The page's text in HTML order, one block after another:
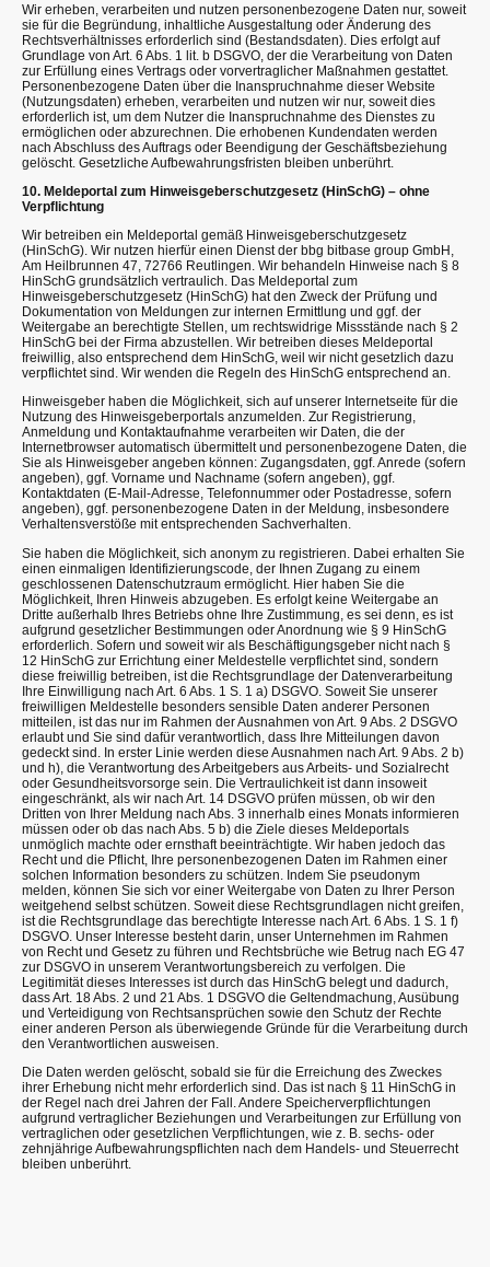
Wir erheben, verarbeiten und nutzen personenbezogene Daten nur, soweit
sie für die Begründung, inhaltliche Ausgestaltung oder Änderung des
Rechtsverhältnisses erforderlich sind (Bestandsdaten). Dies erfolgt auf
Grundlage von Art. 6 Abs. 1 lit. b DSGVO, der die Verarbeitung von Daten
zur Erfüllung eines Vertrags oder vorvertraglicher Maßnahmen gestattet.
Personenbezogene Daten über die Inanspruchnahme dieser Website
(Nutzungsdaten) erheben, verarbeiten und nutzen wir nur, soweit dies
erforderlich ist, um dem Nutzer die Inanspruchnahme des Dienstes zu
ermöglichen oder abzurechnen. Die erhobenen Kundendaten werden
nach Abschluss des Auftrags oder Beendigung der Geschäftsbeziehung
gelöscht. Gesetzliche Aufbewahrungsfristen bleiben unberührt.
10. Meldeportal zum Hinweisgeberschutzgesetz (HinSchG) – ohne
Verpflichtung
Wir betreiben ein Meldeportal gemäß Hinweisgeberschutzgesetz
(HinSchG). Wir nutzen hierfür einen Dienst der bbg bitbase group GmbH,
Am Heilbrunnen 47, 72766 Reutlingen. Wir behandeln Hinweise nach § 8
HinSchG grundsätzlich vertraulich. Das Meldeportal zum
Hinweisgeberschutzgesetz (HinSchG) hat den Zweck der Prüfung und
Dokumentation von Meldungen zur internen Ermittlung und ggf. der
Weitergabe an berechtigte Stellen, um rechtswidrige Missstände nach § 2
HinSchG bei der Firma abzustellen. Wir betreiben dieses Meldeportal
freiwillig, also entsprechend dem HinSchG, weil wir nicht gesetzlich dazu
verpflichtet sind. Wir wenden die Regeln des HinSchG entsprechend an.
Hinweisgeber haben die Möglichkeit, sich auf unserer Internetseite für die
Nutzung des Hinweisgeberportals anzumelden. Zur Registrierung,
Anmeldung und Kontaktaufnahme verarbeiten wir Daten, die der
Internetbrowser automatisch übermittelt und personenbezogene Daten, die
Sie als Hinweisgeber angeben können: Zugangsdaten, ggf. Anrede (sofern
angeben), ggf. Vorname und Nachname (sofern angeben), ggf.
Kontaktdaten (E-Mail-Adresse, Telefonnummer oder Postadresse, sofern
angeben), ggf. personenbezogene Daten in der Meldung, insbesondere
Verhaltensverstöße mit entsprechenden Sachverhalten.
Sie haben die Möglichkeit, sich anonym zu registrieren. Dabei erhalten Sie
einen einmaligen Identifizierungscode, der Ihnen Zugang zu einem
geschlossenen Datenschutzraum ermöglicht. Hier haben Sie die
Möglichkeit, Ihren Hinweis abzugeben. Es erfolgt keine Weitergabe an
Dritte außerhalb Ihres Betriebs ohne Ihre Zustimmung, es sei denn, es ist
aufgrund gesetzlicher Bestimmungen oder Anordnung wie § 9 HinSchG
erforderlich. Sofern und soweit wir als Beschäftigungsgeber nicht nach §
12 HinSchG zur Errichtung einer Meldestelle verpflichtet sind, sondern
diese freiwillig betreiben, ist die Rechtsgrundlage der Datenverarbeitung
Ihre Einwilligung nach Art. 6 Abs. 1 S. 1 a) DSGVO. Soweit Sie unserer
freiwilligen Meldestelle besonders sensible Daten anderer Personen
mitteilen, ist das nur im Rahmen der Ausnahmen von Art. 9 Abs. 2 DSGVO
erlaubt und Sie sind dafür verantwortlich, dass Ihre Mitteilungen davon
gedeckt sind. In erster Linie werden diese Ausnahmen nach Art. 9 Abs. 2 b)
und h), die Verantwortung des Arbeitgebers aus Arbeits- und Sozialrecht
oder Gesundheitsvorsorge sein. Die Vertraulichkeit ist dann insoweit
eingeschränkt, als wir nach Art. 14 DSGVO prüfen müssen, ob wir den
Dritten von Ihrer Meldung nach Abs. 3 innerhalb eines Monats informieren
müssen oder ob das nach Abs. 5 b) die Ziele dieses Meldeportals
unmöglich machte oder ernsthaft beeinträchtigte. Wir haben jedoch das
Recht und die Pflicht, Ihre personenbezogenen Daten im Rahmen einer
solchen Information besonders zu schützen. Indem Sie pseudonym
melden, können Sie sich vor einer Weitergabe von Daten zu Ihrer Person
weitgehend selbst schützen. Soweit diese Rechtsgrundlagen nicht greifen,
ist die Rechtsgrundlage das berechtigte Interesse nach Art. 6 Abs. 1 S. 1 f)
DSGVO. Unser Interesse besteht darin, unser Unternehmen im Rahmen
von Recht und Gesetz zu führen und Rechtsbrüche wie Betrug nach EG 47
zur DSGVO in unserem Verantwortungsbereich zu verfolgen. Die
Legitimität dieses Interesses ist durch das HinSchG belegt und dadurch,
dass Art. 18 Abs. 2 und 21 Abs. 1 DSGVO die Geltendmachung, Ausübung
und Verteidigung von Rechtsansprüchen sowie den Schutz der Rechte
einer anderen Person als überwiegende Gründe für die Verarbeitung durch
den Verantwortlichen ausweisen.
Die Daten werden gelöscht, sobald sie für die Erreichung des Zweckes
ihrer Erhebung nicht mehr erforderlich sind. Das ist nach § 11 HinSchG in
der Regel nach drei Jahren der Fall. Andere Speicherverpflichtungen
aufgrund vertraglicher Beziehungen und Verarbeitungen zur Erfüllung von
vertraglichen oder gesetzlichen Verpflichtungen, wie z. B. sechs- oder
zehnjährige Aufbewahrungspflichten nach dem Handels- und Steuerrecht
bleiben unberührt.